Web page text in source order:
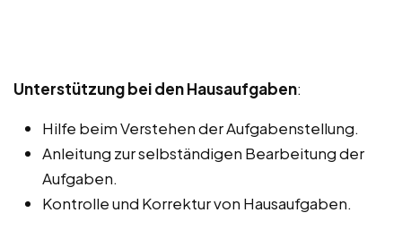
Unterstützung bei den Hausaufgaben:
Hilfe beim Verstehen der Aufgabenstellung.
Anleitung zur selbständigen Bearbeitung der
Aufgaben.
Kontrolle und Korrektur von Hausaufgaben.